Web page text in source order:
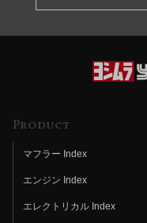
Product
マフラー Index
エンジン Index
エレクトリカル Index